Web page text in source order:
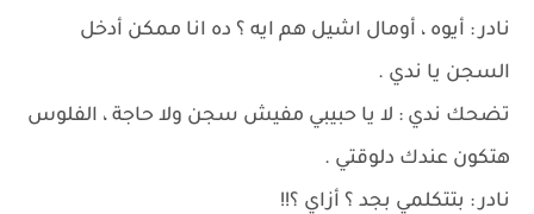
نادر : أيوه ، أومال اشيل هم ايه ؟ ده انا ممكن أدخل
السجن يا ندي .
تضحك ندي : لا يا حبيبي مفيش سجن ولا حاجة ، الفلوس
هتكون عندك دلوقتي .
نادر : بتتكلمي بجد ؟ أزاي ؟!!